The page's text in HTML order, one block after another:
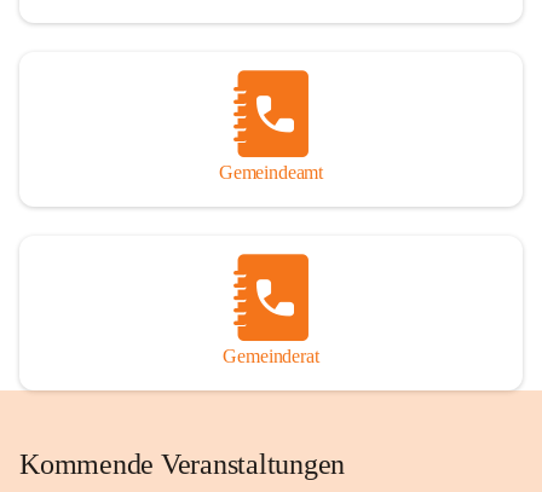
Gemeindeamt
Gemeinderat
Kommende Veranstaltungen